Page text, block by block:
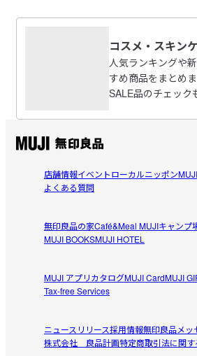
品・キャンセル・交換は承れません。
店舗受け取り可・コンビニ受け
無くならないで欲しい!!
参考になった（0人）
きわ
香りが良いハンドクリームという評判
た。人気商品のため、店舗にないこと
です
参考になった（1人）
コスメ・スキン
人気ランキングや
すめ商品をまとめ
SALE品のチェック
店舗情報イベントローカルニッポン
よくある質問
無印良品の家Café&Meal MUJIキャンプ
MUJI BOOKSMUJI HOTEL
MUJI アプリカタログMUJI CardMUJI
Tax-free Services
ニュースリリース採用情報無印良品メッ
株式会社 良品計画特定商取引法に関